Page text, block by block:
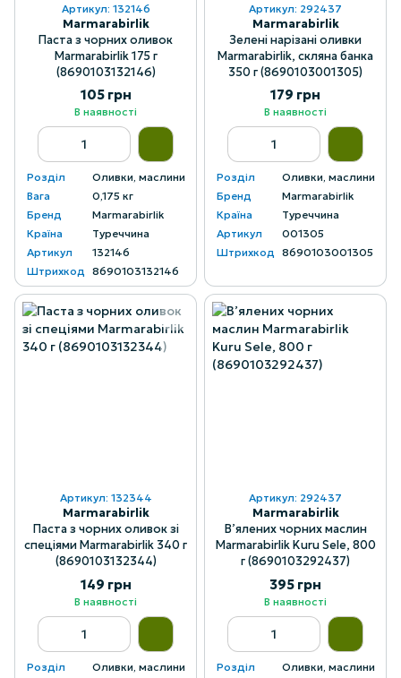
Артикул: 132146
Marmarabirlik
Паста з чорних оливок
Marmarabirlik 175 г
(8690103132146)
105 грн
В наявності
Розділ
Оливки, маслини
Вага
0,175 кг
Бренд
Marmarabirlik
Країна
Туреччина
Артикул
132146
Штрихкод 8690103132146
Артикул: 292437
Marmarabirlik
Зелені нарізані оливки
Marmarabirlik, скляна банка
350 г (8690103001305)
179 грн
В наявності
Розділ
Оливки, маслини
Бренд
Marmarabirlik
Країна
Туреччина
Артикул
001305
Штрихкод 8690103001305
Артикул: 132344
Marmarabirlik
Паста з чорних оливок зі
спеціями Marmarabirlik 340 г
(8690103132344)
149 грн
В наявності
Розділ
Оливки, маслини
Артикул: 292437
Marmarabirlik
В’ялених чорних маслин
Marmarabirlik Kuru Sele, 800
г (8690103292437)
395 грн
В наявності
Розділ
Оливки, маслини